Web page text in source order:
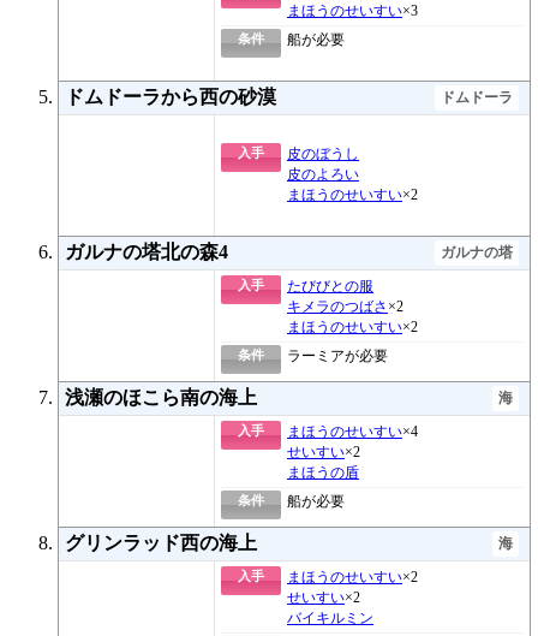
まほうのせいすい×3
条件 船が必要
ドムドーラから西の砂漠 ドムドーラ
入手
皮のぼうし
皮のよろい
まほうのせいすい×2
ガルナの塔北の森4 ガルナの塔
入手
たびびとの服
キメラのつばさ ×2
まほうのせいすい×2
条件 ラーミアが必要
浅瀬のほこら南の海上 海
入手 まほうのせいすい×4
せいすい×2
まほうの盾
条件 船が必要
グリンラッド西の海上 海
入手 まほうのせいすい×2
せいすい×2
バイキルミン